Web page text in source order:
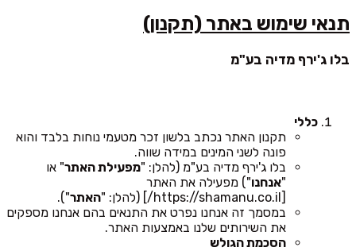
תנאי שימוש באתר (תקנון)
בלו ג'ירף מדיה בע"מ
כללי
תקנון האתר נכתב בלשון זכר מטעמי נוחות בלבד והוא
פונה לשני המינים במידה שווה.
בלו ג'ירף מדיה בע"מ (להלן: "מפעילת האתר" או
"אנחנו") מפעילה את האתר
[https://shamanu.co.il/] (להלן: "
האתר").
במסמך זה אנחנו נפרט את התנאים בהם אנחנו מספקים
את השירותים שלנו באמצעות האתר.
הסכמת הגולש